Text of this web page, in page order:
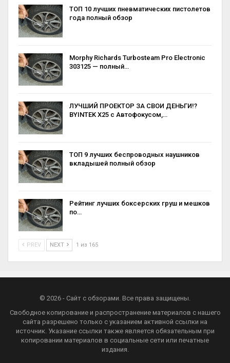
ТОП 10 лучших пневматических пистолетов
года полный обзор
Morphy Richards Turbosteam Pro Electronic
303125 — полный…
ЛУЧШИЙ ПРОЕКТОР ЗА СВОИ ДЕНЬГИ!?
BYINTEK X25 с Автофокусом,…
ТОП 9 лучших беспроводных наушников
вкладышей полный обзор
Рейтинг лучших боксерских груш и мешков
по…
PREV NEXT 1 из 165
© 2026 - Сайт с обзорами. Все права защищены.
Свободное копирование и распространение материалов с нашего
сайта разрешено только с указанием активной ссылки на
источник. Указание ссылки также является обязательным при
копировании материалов в социальные сети или печатные
издания.